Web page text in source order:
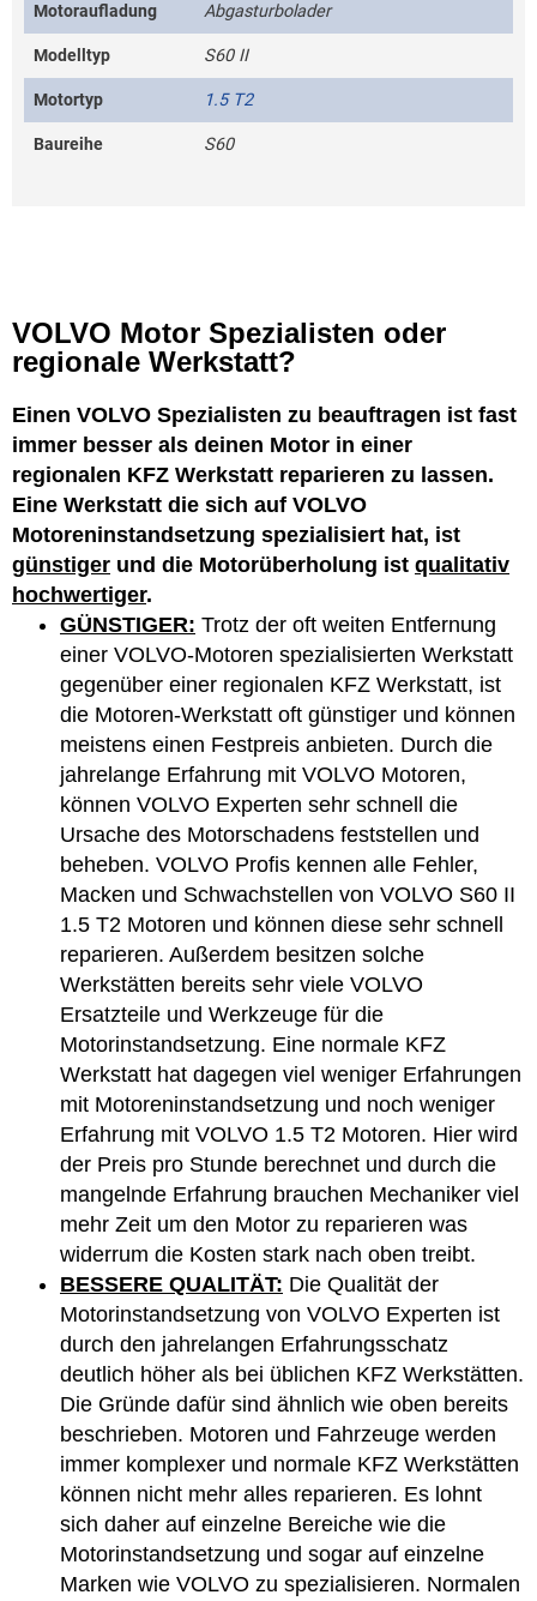
Motoraufladung Abgasturbolader
Modelltyp S60 II
Motortyp 1.5 T2
Baureihe S60
VOLVO Motor Spezialisten oder
regionale Werkstatt?
Einen VOLVO Spezialisten zu beauftragen ist fast
immer besser als deinen Motor in einer
regionalen KFZ Werkstatt reparieren zu lassen.
Eine Werkstatt die sich auf VOLVO
Motoreninstandsetzung spezialisiert hat, ist
günstiger und die Motorüberholung ist qualitativ
hochwertiger.
GÜNSTIGER: Trotz der oft weiten Entfernung
einer VOLVO-Motoren spezialisierten Werkstatt
gegenüber einer regionalen KFZ Werkstatt, ist
die Motoren-Werkstatt oft günstiger und können
meistens einen Festpreis anbieten. Durch die
jahrelange Erfahrung mit VOLVO Motoren,
können VOLVO Experten sehr schnell die
Ursache des Motorschadens feststellen und
beheben. VOLVO Profis kennen alle Fehler,
Macken und Schwachstellen von VOLVO S60 II
1.5 T2 Motoren und können diese sehr schnell
reparieren. Außerdem besitzen solche
Werkstätten bereits sehr viele VOLVO
Ersatzteile und Werkzeuge für die
Motorinstandsetzung. Eine normale KFZ
Werkstatt hat dagegen viel weniger Erfahrungen
mit Motoreninstandsetzung und noch weniger
Erfahrung mit VOLVO 1.5 T2 Motoren. Hier wird
der Preis pro Stunde berechnet und durch die
mangelnde Erfahrung brauchen Mechaniker viel
mehr Zeit um den Motor zu reparieren was
widerrum die Kosten stark nach oben treibt.
BESSERE QUALITÄT: Die Qualität der
Motorinstandsetzung von VOLVO Experten ist
durch den jahrelangen Erfahrungsschatz
deutlich höher als bei üblichen KFZ Werkstätten.
Die Gründe dafür sind ähnlich wie oben bereits
beschrieben. Motoren und Fahrzeuge werden
immer komplexer und normale KFZ Werkstätten
können nicht mehr alles reparieren. Es lohnt
sich daher auf einzelne Bereiche wie die
Motorinstandsetzung und sogar auf einzelne
Marken wie VOLVO zu spezialisieren. Normalen